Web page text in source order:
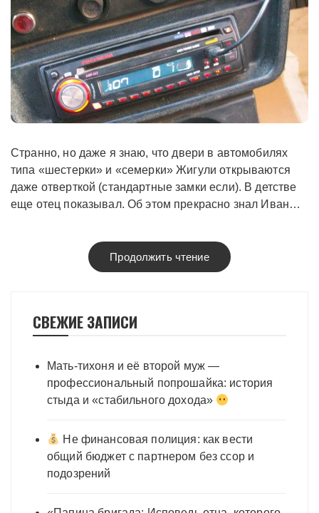
Странно, но даже я знаю, что двери в автомобилях
типа «шестерки» и «семерки» Жигули открываются
даже отверткой (стандартные замки если). В детстве
еще отец показывал. Об этом прекрасно знал Иван…
Продолжить чтение
СВЕЖИЕ ЗАПИСИ
Мать-тихоня и её второй муж —
профессиональный попрошайка: история
стыда и «стабильного дохода»
Не финансовая полиция: как вести
общий бюджет с партнером без ссор и
подозрений